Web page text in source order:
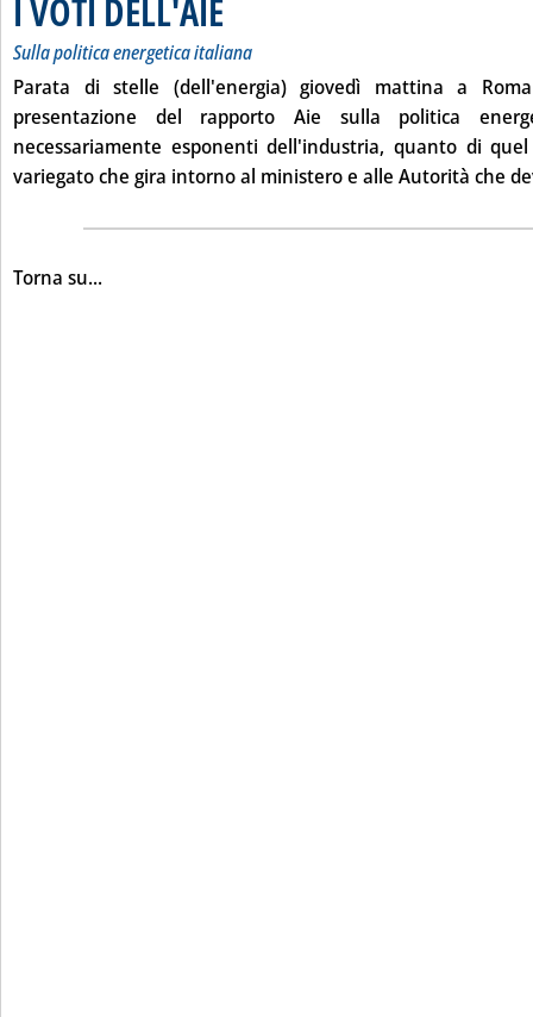
I VOTI DELL'AIE
Sulla politica energetica italiana
Parata di stelle (dell'energia) giovedì mattina a
presentazione del rapporto Aie sulla politica
necessariamente esponenti dell'industria, quanto di
variegato che gira intorno al ministero e alle Autorità che
Torna su...